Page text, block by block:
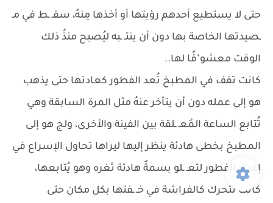
حتى لا يستطيع أحدهم رؤيتها أو أخذها مِنهُ، سقـ ـط في مـ
ـصيدتها الخاصة بها دون أن ينتـ ـبه ليُصبح منذُ ذلك
الوقت معشو’قًا لها..
كانت تقف في المطبخ تُعد الفطور كعادتها حتى يذهب
هو إلى عمله دون أن يتأخر عنهُ مثل المرة السابقة وهي
تُتابع الساعة المُعـ ـلقة بين الفينة والأخرى، ولج هو إلى
المطبخ بخطى هادئة ينظر إليها ليراها تحاول الإسراع في
إعداد الفطور لتعـ ـلو بسمةٌ هادئة ثغره وهو يُتابعها،
كانت تتحرك كالفراشة في خـ ـفتها بكل مكان حتى